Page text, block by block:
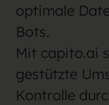
optimale
Bots.
Mit capito.ai
gestützte
Kontrolle